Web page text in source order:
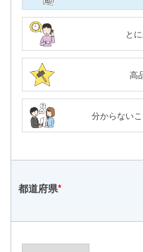
と
高
分からない
都道府県*